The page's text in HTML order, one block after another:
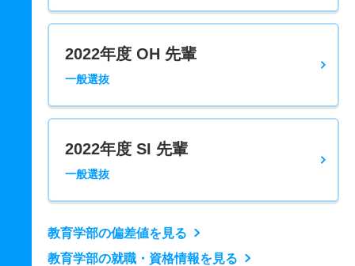
2022年度 OH 先輩
一般選抜
2022年度 SI 先輩
一般選抜
教育学部の偏差値を見る
教育学部の就職・資格情報を見る